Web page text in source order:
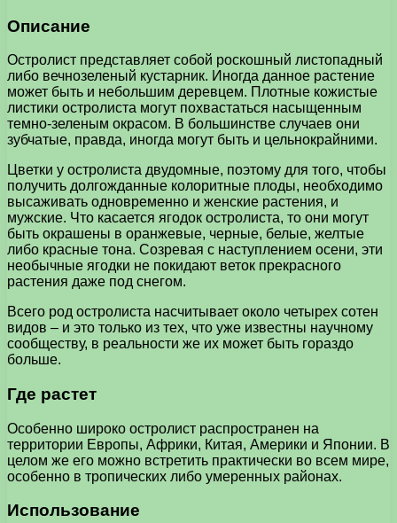
Описание
Остролист представляет собой роскошный листопадный
либо вечнозеленый кустарник. Иногда данное растение
может быть и небольшим деревцем. Плотные кожистые
листики остролиста могут похвастаться насыщенным
темно-зеленым окрасом. В большинстве случаев они
зубчатые, правда, иногда могут быть и цельнокрайними.
Цветки у остролиста двудомные, поэтому для того, чтобы
получить долгожданные колоритные плоды, необходимо
высаживать одновременно и женские растения, и
мужские. Что касается ягодок остролиста, то они могут
быть окрашены в оранжевые, черные, белые, желтые
либо красные тона. Созревая с наступлением осени, эти
необычные ягодки не покидают веток прекрасного
растения даже под снегом.
Всего род остролиста насчитывает около четырех сотен
видов – и это только из тех, что уже известны научному
сообществу, в реальности же их может быть гораздо
больше.
Где растет
Особенно широко остролист распространен на
территории Европы, Африки, Китая, Америки и Японии. В
целом же его можно встретить практически во всем мире,
особенно в тропических либо умеренных районах.
Использование